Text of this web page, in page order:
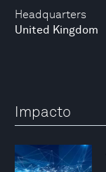
Headquarters
United Kingdom
Impacto